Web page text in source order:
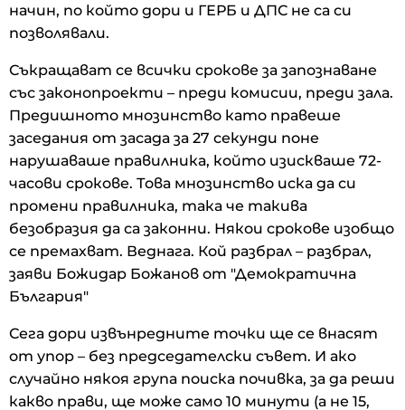
начин, по който дори и ГЕРБ и ДПС не са си
позволявали.
Съкращават се всички срокове за запознаване
със законопроекти – преди комисии, преди зала.
Предишното мнозинство като правеше
заседания от засада за 27 секунди поне
нарушаваше правилника, който изискваше 72-
часови срокове. Това мнозинство иска да си
промени правилника, така че такива
безобразия да са законни. Някои срокове изобщо
се премахват. Веднага. Кой разбрал – разбрал,
заяви Божидар Божанов от "Демократична
България"
Сега дори извънредните точки ще се внасят
от упор – без председателски съвет. И ако
случайно някоя група поиска почивка, за да реши
какво прави, ще може само 10 минути (а не 15,